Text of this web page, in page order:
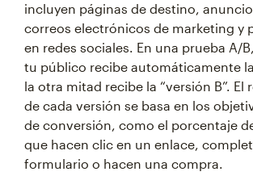
incluyen páginas de destino,
correos electrónicos de marketing y
en redes sociales. En una prueba A/
tu público recibe automáticamente la
la otra mitad recibe la “versión B”. El
de cada versión se basa en los
de conversión, como el porcentaje
que hacen clic en un enlace,
formulario o hacen una compra.